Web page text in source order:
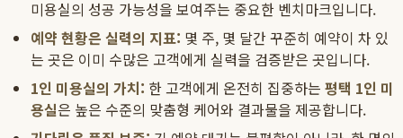
미용실의 성공 가능성을 보여주는 중요한 벤치마크입니다.
예약 현황은 실력의 지표: 몇 주, 몇 달간 꾸준히 예약이 차 있
는 곳은 이미 수많은 고객에게 실력을 검증받은 곳입니다.
1인 미용실의 가치: 한 고객에게 온전히 집중하는 평택 1인 미
용실은 높은 수준의 맞춤형 케어와 결과물을 제공합니다.